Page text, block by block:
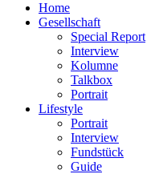
Home
Gesellschaft
Special Report
Interview
Kolumne
Talkbox
Portrait
Lifestyle
Portrait
Interview
Fundstück
Guide